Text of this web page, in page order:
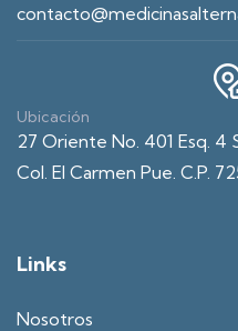
Ubicación
27 Oriente No. 401 Esq. 4
Col. El Carmen Pue. C.P.
Links
Nosotros